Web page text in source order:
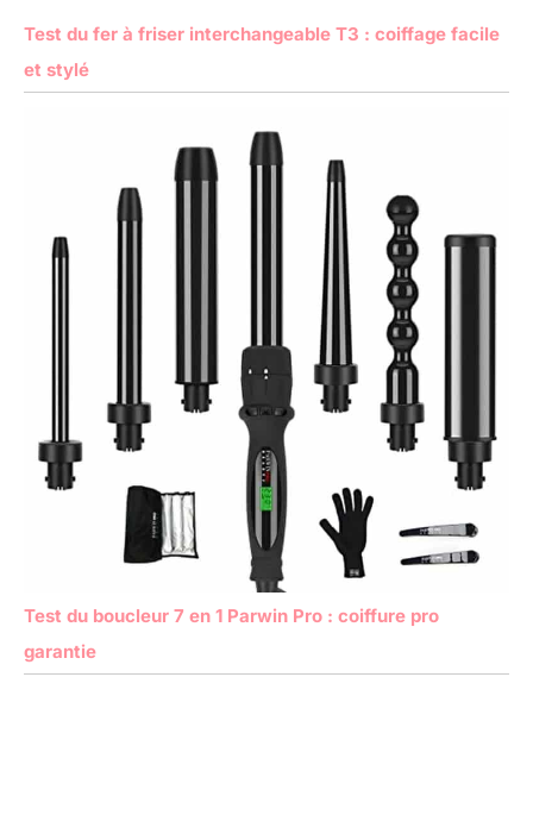
Test du fer à friser interchangeable T3 : coiffage facile
et stylé
Test du boucleur 7 en 1 Parwin Pro : coiffure pro
garantie